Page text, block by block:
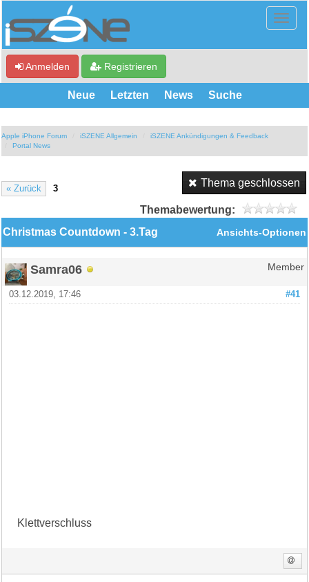
Anmelden Registrieren
Neue Letzten News Suche
Apple iPhone Forum iSZENE Allgemein
iSZENE Ankündigungen & Feedback
Portal News
« Zurück 3 Thema geschlossen
Themabewertung:
Ansichts-Optionen
Christmas Countdown - 3.Tag
Samra06 Member
#41
03.12.2019, 17:46
Klettverschluss